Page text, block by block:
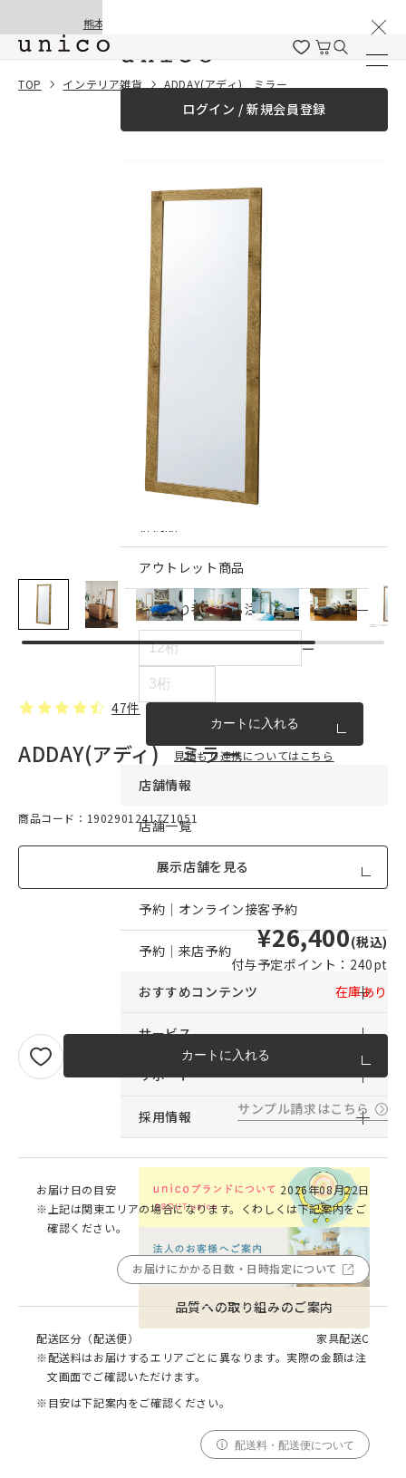
熊本地震の影響による配送遅延と停止について
ログイン / 新規会員登録
商品カテゴリー一覧
家具
カーテン
ラグ
ファブリック雑貨
インテリア雑貨・その他
家具シリーズ一覧
アウトレット商品
見積もり番号から注文する
ー
カートに入れる
見積もり連携についてはこちら
店舗情報
店舗一覧
店舗からのお知らせ
予約｜オンライン接客予約
予約｜来店予約
おすすめコンテンツ
サービス
サポート
採用情報
品質への取り組みのご案内
TOP インテリア雑貨 ADDAY(アディ) ミラー
一緒に購入する
47件
ADDAY(アディ) ミラー
商品コード：19029012417Z1051
展示店舗を見る
¥26,400(税込)
付与予定ポイント： 240pt
在庫あり
カートに入れる
サンプル請求はこちら
お届け日の目安
2026年08月22日
※上記は関東エリアの場合になります。くわしくは下記案内をご
確認ください。
お届けにかかる日数・日時指定について
配送区分（配送便）
家具配送C
※配送料はお届けするエリアごとに異なります。実際の金額は注
文画面でご確認いただけます。
※目安は下記案内をご確認ください。
配送料・配送便について